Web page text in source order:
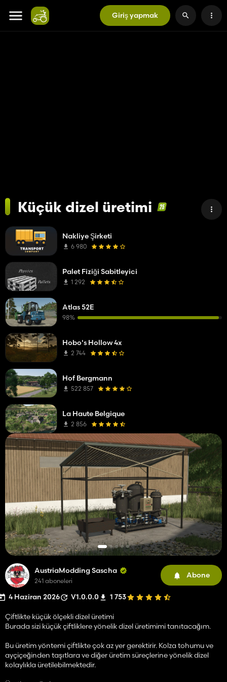
Giriş yapmak
Küçük dizel üretimi
AustriaModding Sascha
241 aboneleri
Abone
4 Haziran 2026 V1.0.0.0 1 753
Çiftlikte küçük ölçekli dizel üretimi
Burada sizi küçük çiftliklere yönelik dizel üretimimi tanıtacağım.
Bu üretim yöntemi çiftlikte çok az yer gerektirir. Kolza tohumu ve
ayçiçeğinden taşıtlara ve diğer üretim süreçlerine yönelik dizel
kolaylıkla üretilebilmektedir.
Nakliye Şirketi
6 980
Palet Fiziği Sabitleyici
1 292
Atlas 52E
98%
Hobo's Hollow 4x
2 744
Hof Bergmann
522 857
La Haute Belgique
2 856